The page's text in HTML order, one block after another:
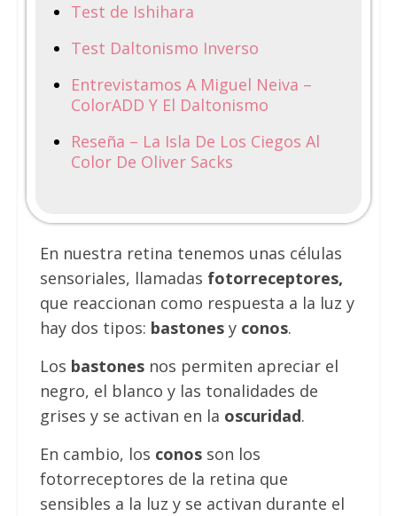
Test de Ishihara
Test Daltonismo Inverso
Entrevistamos A Miguel Neiva –
ColorADD Y El Daltonismo
Reseña – La Isla De Los Ciegos Al
Color De Oliver Sacks
En nuestra retina tenemos unas células
sensoriales, llamadas fotorreceptores,
que reaccionan como respuesta a la luz y
hay dos tipos: bastonesy conos.
Los bastones nos permiten apreciar el
negro, el blanco y las tonalidades de
grises y se activan en la oscuridad.
En cambio, los conos son los
fotorreceptores de la retina que
sensibles a la luz y se activan durante el